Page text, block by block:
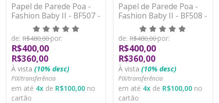
Papel de Parede Poa -
Fashion Baby II - BF507 -
Vinílico
de: R$480,00por:
R$400,00
R$360,00
À vista (10% desc)
PIX/transferência
em até 4x de R$100,00 no
cartão
Papel de Parede Poa -
Fashion Baby II - BF508 -
Vinílico
de: R$480,00por:
R$400,00
R$360,00
À vista (10% desc)
PIX/transferência
em até 4x de R$100,00 no
cartão